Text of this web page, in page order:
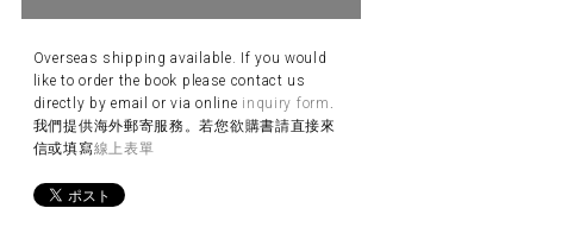
Overseas shipping available. If you would
like to order the book please contact us
directly by email or via online inquiry form .
我們提供海外郵寄服務。若您欲購書請直接來
信或填寫線上表單